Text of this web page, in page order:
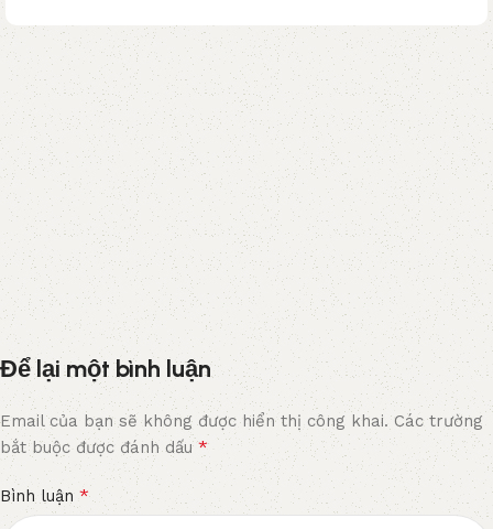
Để lại một bình luận
Email của bạn sẽ không được hiển thị công khai. Các trường
bắt buộc được đánh dấu*
Bình luận *